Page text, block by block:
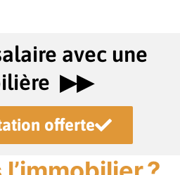
avec une
▶︎▶︎
offerte